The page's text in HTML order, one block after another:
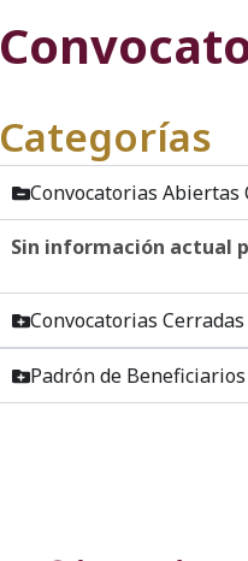
Categorías
Convocatorias Abiertas
Sin información actual
Convocatorias Cerradas
Padrón de Beneficiarios